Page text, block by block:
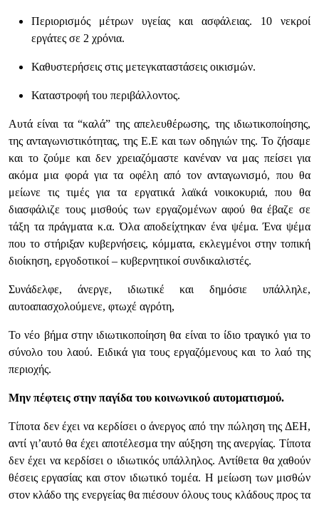
Περιορισμός μέτρων υγείας και ασφάλειας. 10 νεκροί
εργάτες σε 2 χρόνια.
Καθυστερήσεις στις μετεγκαταστάσεις οικισμών.
Καταστροφή του περιβάλλοντος.
Αυτά είναι τα “καλά” της απελευθέρωσης, της ιδιωτικοποίησης,
της ανταγωνιστικότητας, της Ε.Ε και των οδηγιών της. Το ζήσαμε
και το ζούμε και δεν χρειαζόμαστε κανέναν να μας πείσει για
ακόμα μια φορά για τα οφέλη από τον ανταγωνισμό, που θα
μείωνε τις τιμές για τα εργατικά λαϊκά νοικοκυριά, που θα
διασφάλιζε τους μισθούς των εργαζομένων αφού θα έβαζε σε
τάξη τα πράγματα κ.α. Όλα αποδείχτηκαν ένα ψέμα. Ένα ψέμα
που το στήριξαν κυβερνήσεις, κόμματα, εκλεγμένοι στην τοπική
διοίκηση, εργοδοτικοί – κυβερνητικοί συνδικαλιστές.
Συνάδελφε, άνεργε, ιδιωτικέ και δημόσιε υπάλληλε,
αυτοαπασχολούμενε, φτωχέ αγρότη,
Το νέο βήμα στην ιδιωτικοποίηση θα είναι το ίδιο τραγικό για το
σύνολο του λαού. Ειδικά για τους εργαζόμενους και το λαό της
περιοχής.
Μην πέφτεις στην παγίδα του κοινωνικού αυτοματισμού.
Τίποτα δεν έχει να κερδίσει ο άνεργος από την πώληση της ΔΕΗ,
αντί γι’αυτό θα έχει αποτέλεσμα την αύξηση της ανεργίας. Τίποτα
δεν έχει να κερδίσει ο ιδιωτικός υπάλληλος. Αντίθετα θα χαθούν
θέσεις εργασίας και στον ιδιωτικό τομέα. Η μείωση των μισθών
στον κλάδο της ενεργείας θα πιέσουν όλους τους κλάδους προς τα